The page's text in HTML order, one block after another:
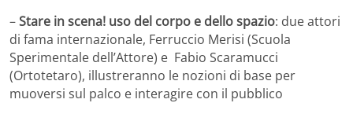
–Stare in scena! uso del corpo e dello spazio: due attori
di fama internazionale, Ferruccio Merisi (Scuola
Sperimentale dell’Attore) e Fabio Scaramucci
(Ortotetaro), illustreranno le nozioni di base per
muoversi sul palco e interagire con il pubblico